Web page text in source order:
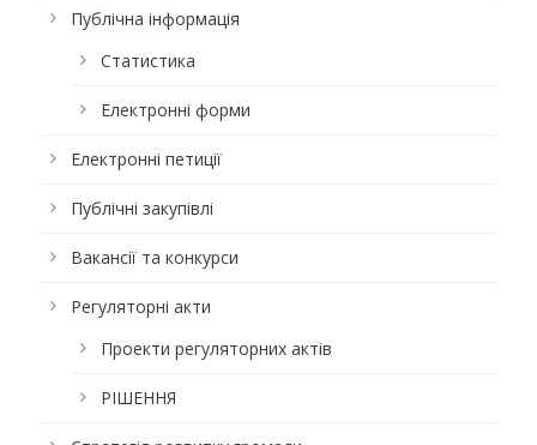
Публічна інформація
Статистика
Електронні форми
Електронні петиції
Публічні закупівлі
Вакансії та конкурси
Регуляторні акти
Проекти регуляторних актів
РІШЕННЯ